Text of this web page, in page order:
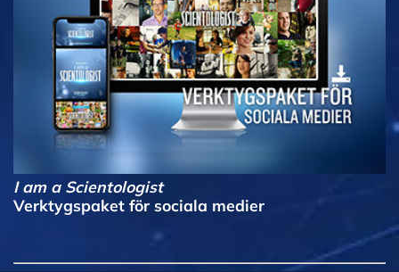
I am a Scientologist
Verktygspaket för sociala medier